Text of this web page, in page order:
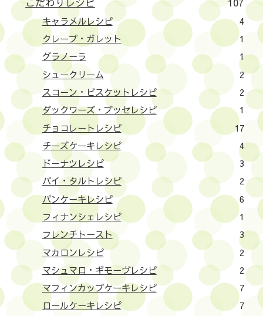
キャラメルレシピ
4
クレープ・ガレット
1
グラノーラ
1
シュークリーム
2
スコーン・ビスケットレシピ
2
ダックワーズ・ブッセレシピ
1
チョコレートレシピ
17
チーズケーキレシピ
4
ドーナツレシピ
3
パイ・タルトレシピ
2
パンケーキレシピ
6
フィナンシェレシピ
1
フレンチトースト
3
マカロンレシピ
2
マシュマロ・ギモーヴレシピ
2
マフィンカップケーキレシピ
7
ロールケーキレシピ
7